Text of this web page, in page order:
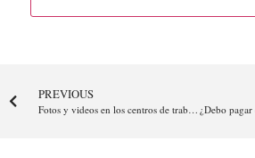
PREVIOUS
Fotos y videos en los centros de trabajo